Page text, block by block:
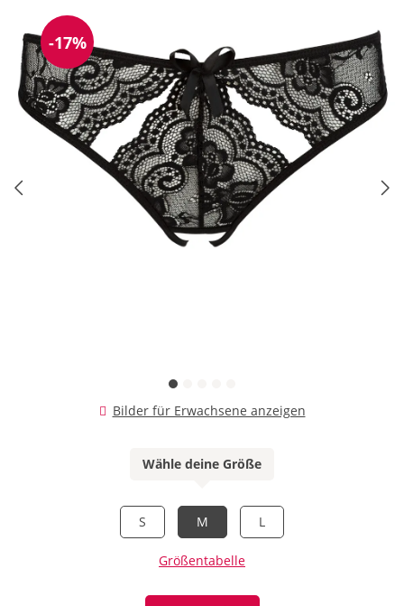
Reduzierung
-17%
Bilder für Erwachsene anzeigen
Wähle deine Größe
S M L
Größentabelle